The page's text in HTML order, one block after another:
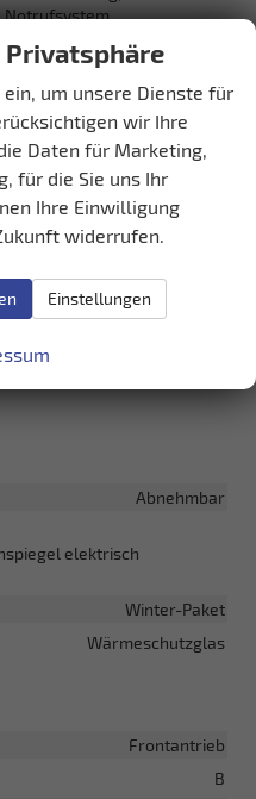
Notrufsystem,
Park Distance Control hinten
vorhanden
Tagfahrlicht, LED-
LED-Tagfahrlicht
Reserverad
vorhanden
vorhanden
mit
Abnehmbar
elektrisch
Winter-Paket
Wärmeschutzglas
Frontantrieb
B
um unsere Dienste für
wir Ihre
Daten für Marketing,
für die Sie uns Ihr
Ihre Einwilligung
widerrufen.
Einstellungen